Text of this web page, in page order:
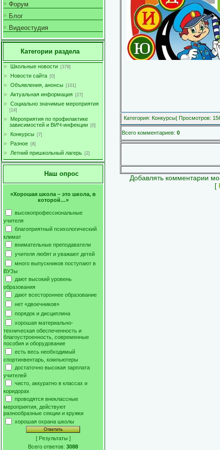
Форум
Блог
Видеостудия
Категории раздела
Школьные новости [379]
Новости сайта [0]
Объявления, анонсы [101]
Актуальная информация [27]
Социально значимые мероприятия
[14]
Мероприятия по профилактике
зависимостей и ВИЧ-инфекции [0]
Конкурсы [7]
Разное [8]
Летний пришкольный лагерь [2]
Наш опрос
«Хорошая школа – это школа, в
которой…»
высокопрофессиональные
учителя
благоприятный психологический
климат
внимательные преподаватели
учителя любят и уважают детей
много выпускников поступают в
ВУЗы
дают высокий уровень
образования
дают всестороннее образование
нет «двоечников»
порядок и дисциплина
хорошая материально-
техническая обеспеченность и
благоустроенность, современные
пособия и оборудование
есть весь необходимый
спортинвентарь, компьютеры
достаточно высокая зарплата
учителей
чисто, аккуратно в классах и
коридорах
проводятся внеклассные
мероприятия, действуют
разнообразные секции и кружки
хорошая охрана школы
[ Результаты ]
Всего ответов: 3088
Категория: Конкурсы| Просмотров:
Всего комментариев: 0
Добавлять комментарии
[